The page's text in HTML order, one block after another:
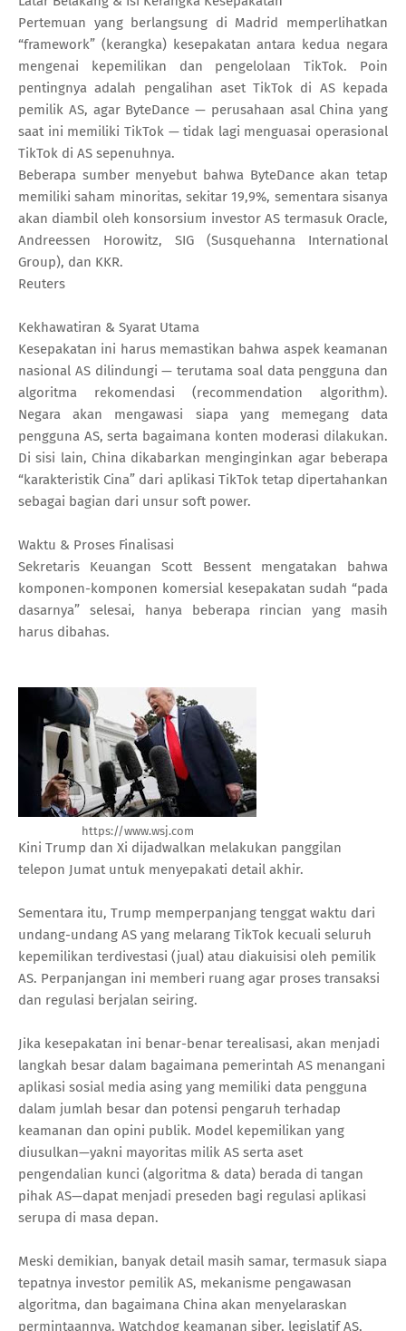
Pertemuan yang berlangsung di Madrid memperlihatkan
“framework” (kerangka) kesepakatan antara kedua negara
mengenai kepemilikan dan pengelolaan TikTok. Poin
pentingnya adalah pengalihan aset TikTok di AS kepada
pemilik AS, agar ByteDance — perusahaan asal China yang
saat ini memiliki TikTok — tidak lagi menguasai operasional
TikTok di AS sepenuhnya.
Beberapa sumber menyebut bahwa ByteDance akan tetap
memiliki saham minoritas, sekitar 19,9%, sementara sisanya
akan diambil oleh konsorsium investor AS termasuk Oracle,
Andreessen Horowitz, SIG (Susquehanna International
Group), dan KKR.
Reuters
Kekhawatiran & Syarat Utama
Kesepakatan ini harus memastikan bahwa aspek keamanan
nasional AS dilindungi — terutama soal data pengguna dan
algoritma rekomendasi (recommendation algorithm).
Negara akan mengawasi siapa yang memegang data
pengguna AS, serta bagaimana konten moderasi dilakukan.
Di sisi lain, China dikabarkan menginginkan agar beberapa
“karakteristik Cina” dari aplikasi TikTok tetap dipertahankan
sebagai bagian dari unsur soft power.
Waktu & Proses Finalisasi
Sekretaris Keuangan Scott Bessent mengatakan bahwa
komponen-komponen komersial kesepakatan sudah “pada
dasarnya” selesai, hanya beberapa rincian yang masih
harus dibahas.
https://www.wsj.com
Kini Trump dan Xi dijadwalkan melakukan panggilan
telepon Jumat untuk menyepakati detail akhir.
Sementara itu, Trump memperpanjang tenggat waktu dari
undang-undang AS yang melarang TikTok kecuali seluruh
kepemilikan terdivestasi (jual) atau diakuisisi oleh pemilik
AS. Perpanjangan ini memberi ruang agar proses transaksi
dan regulasi berjalan seiring.
Jika kesepakatan ini benar-benar terealisasi, akan menjadi
langkah besar dalam bagaimana pemerintah AS menangani
aplikasi sosial media asing yang memiliki data pengguna
dalam jumlah besar dan potensi pengaruh terhadap
keamanan dan opini publik. Model kepemilikan yang
diusulkan—yakni mayoritas milik AS serta aset
pengendalian kunci (algoritma & data) berada di tangan
pihak AS—dapat menjadi preseden bagi regulasi aplikasi
serupa di masa depan.
Meski demikian, banyak detail masih samar, termasuk siapa
tepatnya investor pemilik AS, mekanisme pengawasan
algoritma, dan bagaimana China akan menyelaraskan
permintaannya. Watchdog keamanan siber, legislatif AS,